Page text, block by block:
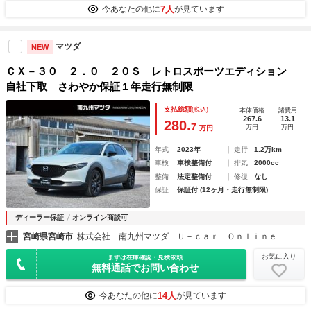
今あなたの他に7人が見ています
NEW マツダ
ＣＸ－３０ ２．０ ２０Ｓ レトロスポーツエディション
自社下取 さわやか保証１年走行無制限
支払総額(税込)
280.7 万円
本体価格
267.6
万円
諸費用
13.1
万円
年式 2023年 走行
1.2万km
車検
車検整備付 排気
2000cc
整備
法定整備付 修復
なし
保証
保証付 (12ヶ月・走行無制限)
ディーラー保証 オンライン商談可
宮崎県宮崎市 株式会社 南九州マツダ Ｕ－ｃａｒ Ｏｎｌｉｎｅ
まずは在庫確認・見積依頼
無料通話でお問い合わせ
お気に入り
今あなたの他に14人が見ています